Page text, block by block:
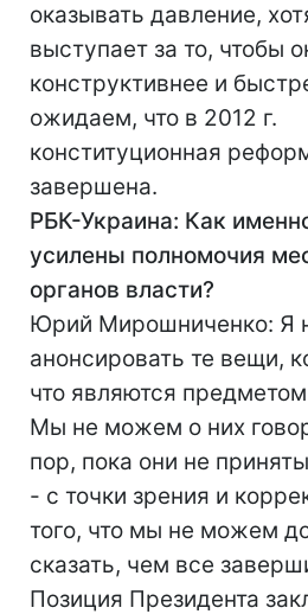
оказывать давление,
выступает за то, чтобы
конструктивнее и
ожидаем, что в 2012 г.
конституционная
завершена.
РБК-Украина: Как
усилены полномочия
органов власти?
Юрий Мирошниченко: Я
анонсировать те вещи,
что являются
Мы не можем о них
пор, пока они не
- с точки зрения и
того, что мы не можем
сказать, чем все
Позиция Президента